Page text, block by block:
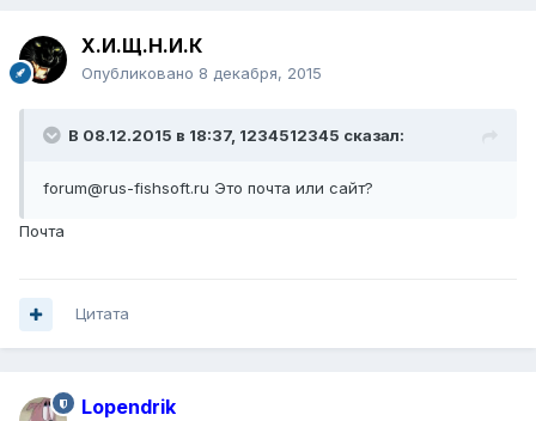
Х.И.Щ.Н.И.К
Опубликовано 8 декабря, 2015
В 08.12.2015 в 18:37, 1234512345 сказал:
forum@rus-fishsoft.ru Это почта или сайт?
Почта
Цитата
Lopendrik